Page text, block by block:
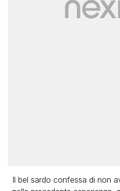
Il bel sardo confessa di non